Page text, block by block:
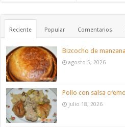
Reciente Popular Comentarios
Bizcocho de
agosto 5, 2026
Pollo con salsa
julio 18, 2026